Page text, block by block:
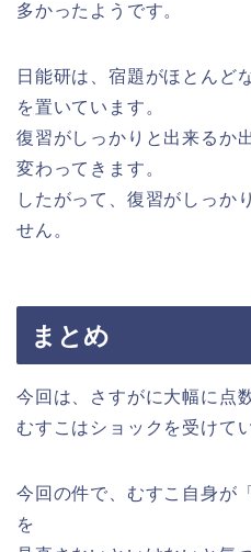
多かったようです。
日能研は、宿題がほとんど
を置いています。
復習がしっかりと出来るか
変わってきます。
したがって、復習がしっか
せん。
まとめ
今回は、さすがに大幅に点
むすこはショックを受けて
今回の件で、むすこ自身が
を